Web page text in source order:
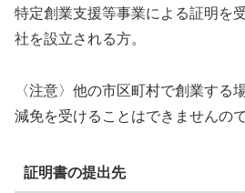
特定創業支援等事業による証明を受
社を設立される方。
〈注意〉他の市区町村で創業する
減免を受けることはできませんの
証明書の提出先